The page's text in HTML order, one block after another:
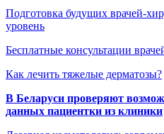
Подготовка будущих врачей-
уровень
Бесплатные консультации
Как лечить тяжелые дерматозы?
В Беларуси проверяют
данных пациентки из клиники